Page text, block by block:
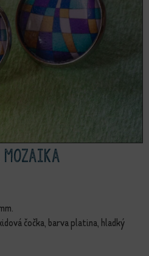
čočka, barva platina, hladký